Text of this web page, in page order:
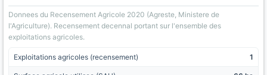
Donnees du Recensement Agricole 2020 (Agreste, Ministere de
l'Agriculture). Recensement decennal portant sur l'ensemble des
exploitations agricoles.
Exploitations agricoles (recensement) 1